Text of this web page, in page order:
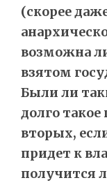
(скорее
возможна
взятом
Были ли
долго
вторых,
придет к
получится